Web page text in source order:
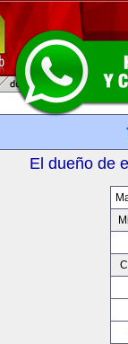
El dueño de